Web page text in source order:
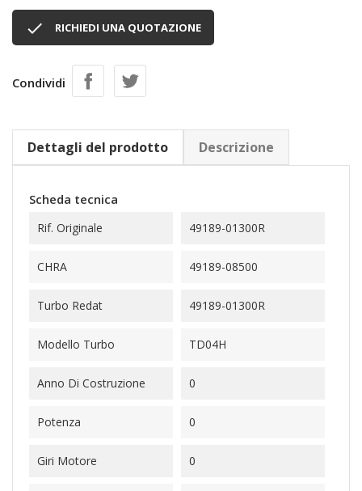
 RICHIEDI UNA QUOTAZIONE
Condividi
Dettagli del prodotto Descrizione
Scheda tecnica
Rif. Originale 49189-01300R
CHRA 49189-08500
Turbo Redat 49189-01300R
Modello Turbo TD04H
Anno Di Costruzione 0
Potenza 0
Giri Motore 0